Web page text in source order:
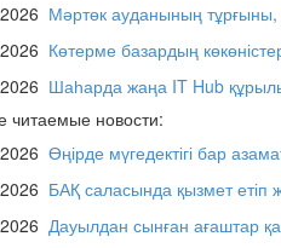
REGION 04
Люди города /
Мәртөк ауданының
Көтерме базардың
Шаһарда жаңа IT Hub
читаемые новости:
Өңірде мүгедектігі бар
БАҚ саласында қызмет етіп
Дауылдан сынған ағаштар